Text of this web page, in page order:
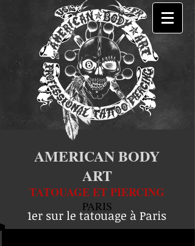
AMERICAN BODY
ART
TATOUAGE ET PIERCING
PARIS
1er sur le tatouage à Paris